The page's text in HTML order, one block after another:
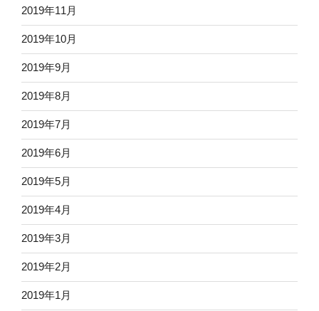
2019年11月
2019年10月
2019年9月
2019年8月
2019年7月
2019年6月
2019年5月
2019年4月
2019年3月
2019年2月
2019年1月